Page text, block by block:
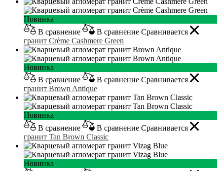
Новинка
В сравнение
В сравнение Сравнивается
гранит Crème Cashmere Green
Новинка
В сравнение
В сравнение Сравнивается
гранит Brown Antique
Новинка
В сравнение
В сравнение Сравнивается
гранит Tan Brown Classic
Новинка